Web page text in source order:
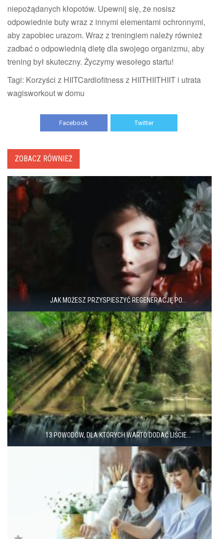
niepożądanych kłopotów. Upewnij się, że nosisz
odpowiednie buty wraz z innymi elementami ochronnymi,
aby zapobiec urazom. Wraz z treningiem należy również
zadbać o odpowiednią dietę dla swojego organizmu, aby
trening był skuteczny. Życzymy wesołego startu!
Tagi: Korzyści z HIITCardiofitness z HIITHIITHIIT i utrata
wagisworkout w domu
Facebook Twitter
ZOBACZ RÓWNIEŻ
JAK MOŻESZ PRZYSPIESZYĆ REGENERACJĘ PO...
13 POWODÓW, DLA KTÓRYCH WARTO DODAĆ LIŚCIE...